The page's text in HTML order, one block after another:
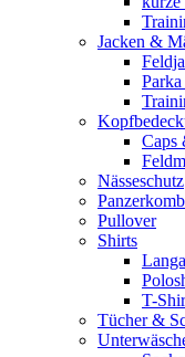
Jacken &
Caps
Nässeschutz
Pullover
Shirts
T-
Tücher &